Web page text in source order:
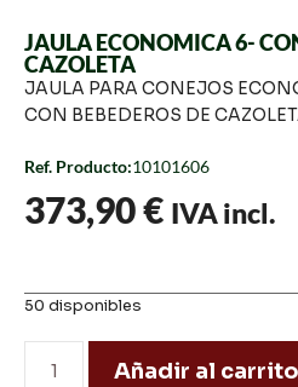
JAULA ECONOMICA 6-
CAZOLETA
JAULA PARA CONEJOS
CON BEBEDEROS DE
Ref. Producto:10101606
373,90€ IVA incl.
50 disponibles
Añadir al carrito